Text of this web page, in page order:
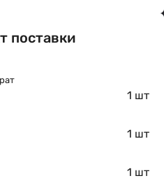
поставки
1 шт
1 шт
1 шт